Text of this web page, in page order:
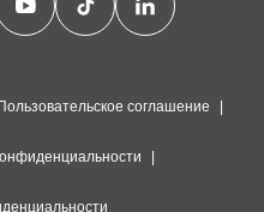
Пользовательское соглашение